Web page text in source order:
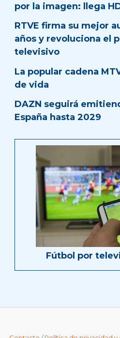
por la imagen: llega
RTVE firma su mejor
años y revoluciona el
televisivo
La popular cadena
de vida
DAZN seguirá
España hasta 2029
Fútbol por